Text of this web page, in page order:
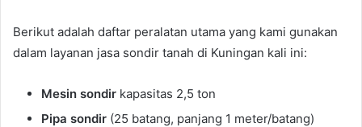
Berikut adalah daftar peralatan utama yang kami gunakan
dalam layanan jasa sondir tanah di Kuningan kali ini:
Mesin sondir kapasitas 2,5 ton
Pipa sondir (25 batang, panjang 1 meter/batang)